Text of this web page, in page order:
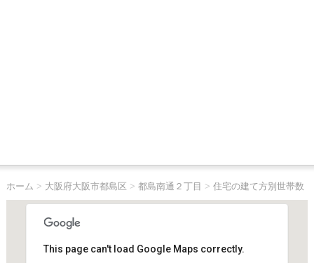
ホーム > 大阪府大阪市都島区 > 都島南通２丁目 > 住宅の建て方別世帯数
This page can't load Google Maps correctly.